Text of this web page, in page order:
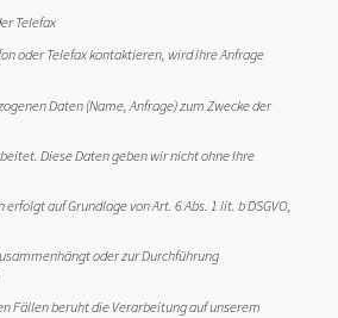
Telefax
oder Telefax kontaktieren, wird Ihre Anfrage
Daten (Name, Anfrage) zum Zwecke der
Diese Daten geben wir nicht ohne Ihre
auf Grundlage von Art. 6 Abs. 1 lit. b DSGVO,
oder zur Durchführung
Fällen beruht die Verarbeitung auf unserem